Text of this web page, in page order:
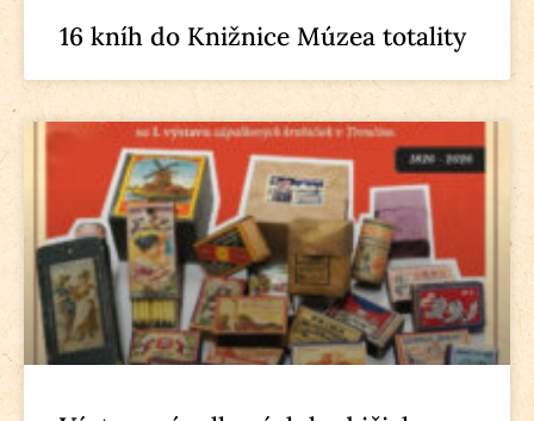
16 kníh do Knižnice Múzea totality